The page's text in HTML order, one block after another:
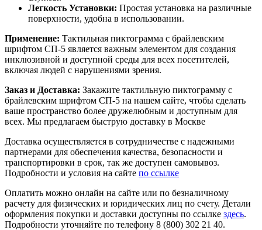
Легкость Установки: Простая установка на различные
поверхности, удобна в использовании.
Применение: Тактильная пиктограмма с брайлевским
шрифтом СП-5 является важным элементом для создания
инклюзивной и доступной среды для всех посетителей,
включая людей с нарушениями зрения.
Заказ и Доставка: Закажите тактильную пиктограмму с
брайлевским шрифтом СП-5 на нашем сайте, чтобы сделать
ваше пространство более дружелюбным и доступным для
всех. Мы предлагаем быструю доставку в Москве
Доставка осуществляется в сотрудничестве с надежными
партнерами для обеспечения качества, безопасности и
транспортировки в срок, так же доступен самовывоз.
Подробности и условия на сайте по ссылке
Оплатить можно онлайн на сайте или по безналичному
расчету для физических и юридических лиц по счету. Детали
оформления покупки и доставки доступны по ссылке здесь.
Подробности уточняйте по телефону 8 (800) 302 21 40.